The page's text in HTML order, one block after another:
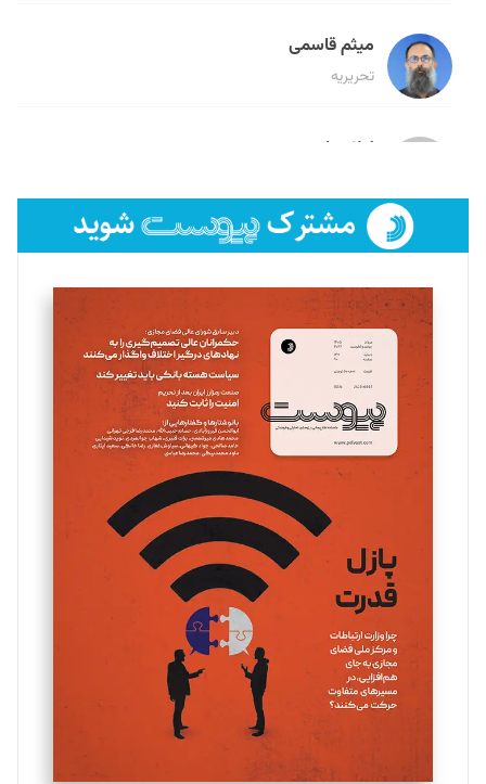
میثم قاسمی
تحریریه
لیلا حنارود
فائزه فتحی رستمی
تحریریه
سروش کرمیان
تحریریه
مینا پاکدل
یسنا امان‌پور
تحریریه
ملینا جعفری
تحریریه
مصطفی مسجدی آرانی